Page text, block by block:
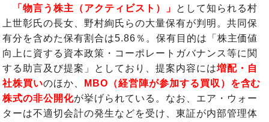
「物言う株主（アクティビスト）」
として知られる村
上世彰氏の長女、野村絢氏らの大量保有が判明。共同保
有分を含めた保有割合は5.86％。保有目的は「株主価値
向上に資する資本政策・コーポレートガバナンス等に関
する助言及び提案」としており、提案内容には増配・自
社株買いのほか、
MBO（経営陣が参加する買収）を含む
株式の非公開化が挙げられている。なお、エア・ウォー
ターは不適切会計の発生などを受け、東証が内部管理体